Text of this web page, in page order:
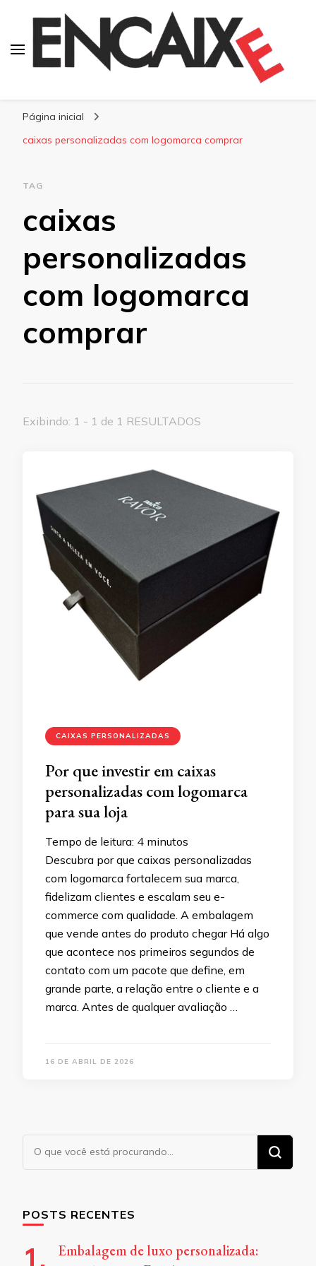
Página inicial
caixas personalizadas com logomarca comprar
TAG
caixas
personalizadas
com logomarca
comprar
Exibindo: 1 - 1 de 1 RESULTADOS
CAIXAS PERSONALIZADAS
Por que investir em caixas
personalizadas com logomarca
para sua loja
Tempo de leitura: 4 minutos
Descubra por que caixas personalizadas
com logomarca fortalecem sua marca,
fidelizam clientes e escalam seu e-
commerce com qualidade. A embalagem
que vende antes do produto chegar Há algo
que acontece nos primeiros segundos de
contato com um pacote que define, em
grande parte, a relação entre o cliente e a
marca. Antes de qualquer avaliação …
16 DE ABRIL DE 2026
POSTS RECENTES
Embalagem de luxo personalizada: